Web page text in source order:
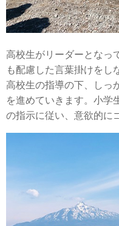
高校生がリーダーとなっ
も配慮した言葉掛けをし
高校生の指導の下、しっ
を進めていきます。小学
の指示に従い、意欲的に